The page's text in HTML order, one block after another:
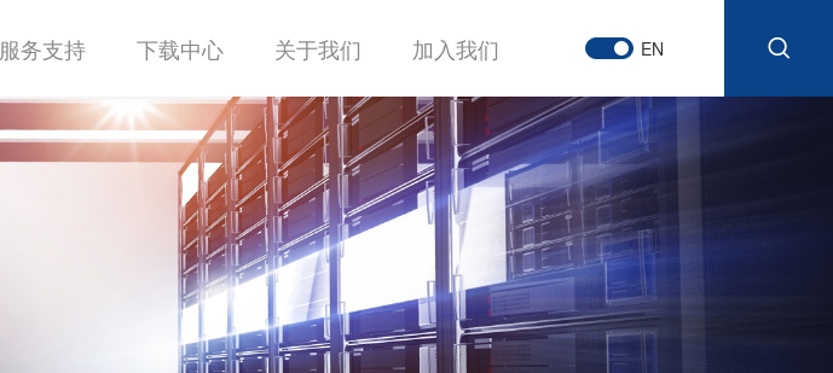
服务支持 下载中心 关于我们 加入我们 EN